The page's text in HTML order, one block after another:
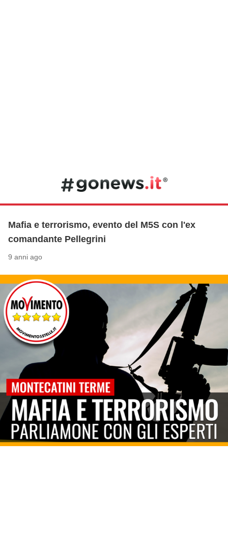
Mafia e terrorismo, evento del M5S con l'ex
comandante Pellegrini
9 anni ago